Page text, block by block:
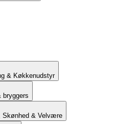
& Køkkenudstyr
bryggers
Skønhed & Velvære